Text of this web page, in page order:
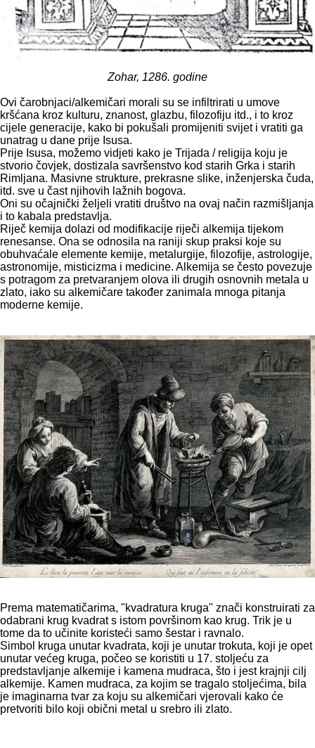
Zohar, 1286. godine
Ovi čarobnjaci/alkemičari morali su se infiltrirati u umove
kršćana kroz kulturu, znanost, glazbu, filozofiju itd., i to kroz
cijele generacije, kako bi pokušali promijeniti svijet i vratiti ga
unatrag u dane prije Isusa.
Prije Isusa, možemo vidjeti kako je Trijada / religija koju je
stvorio čovjek, dostizala savršenstvo kod starih Grka i starih
Rimljana. Masivne strukture, prekrasne slike, inženjerska čuda,
itd. sve u čast njihovih lažnih bogova.
Oni su očajnički željeli vratiti društvo na ovaj način razmišljanja
i to kabala predstavlja.
Riječ kemija dolazi od modifikacije riječi alkemija tijekom
renesanse. Ona se odnosila na raniji skup praksi koje su
obuhvaćale elemente kemije, metalurgije, filozofije, astrologije,
astronomije, misticizma i medicine. Alkemija se često povezuje
s potragom za pretvaranjem olova ili drugih osnovnih metala u
zlato, iako su alkemičare također zanimala mnoga pitanja
moderne kemije.
Prema matematičarima, "kvadratura kruga" znači konstruirati za
odabrani krug kvadrat s istom površinom kao krug. Trik je u
tome da to učinite koristeći samo šestar i ravnalo.
Simbol kruga unutar kvadrata, koji je unutar trokuta, koji je opet
unutar većeg kruga, počeo se koristiti u 17. stoljeću za
predstavljanje alkemije i kamena mudraca, što i jest krajnji cilj
alkemije. Kamen mudraca, za kojim se tragalo stoljećima, bila
je imaginarna tvar za koju su alkemičari vjerovali kako će
pretvoriti bilo koji obični metal u srebro ili zlato.